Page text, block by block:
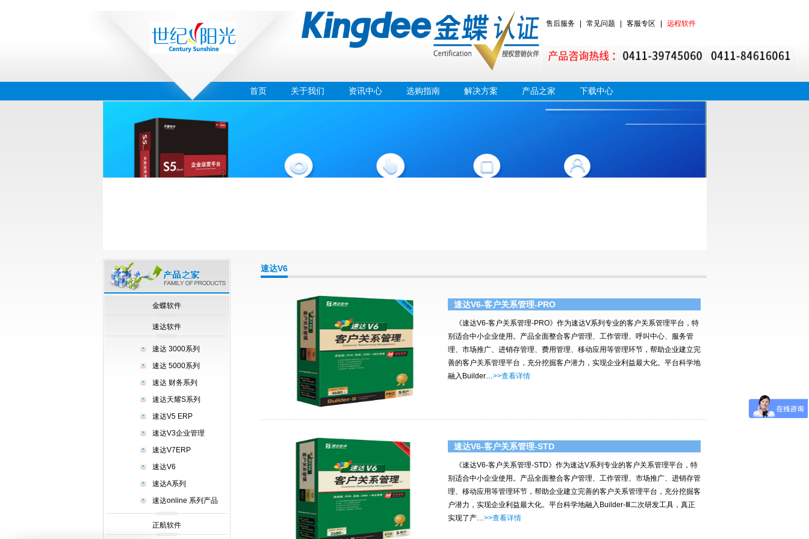
售后服务 常见问题 客服专区 远程软件
首页 关于我们 资讯中心 选购指南 解决方案 产品之家 下载中心
04
null
金蝶软件
速达软件
速达 3000系列
速达 5000系列
速达 财务系列
速达天耀S系列
速达V5 ERP
速达V3企业管理
速达V7ERP
速达V6
速达A系列
速达online 系列产品
正航软件
速达V6
速达V6-客户关系管理-PRO
《速达V6-客户关系管理-PRO》作为速达V系列专业的客户关系管理平台，特
别适合中小企业使用。产品全面整合客户管理、工作管理、呼叫中心、服务管
理、市场推广、进销存管理、费用管理、移动应用等管理环节，帮助企业建立完
善的客户关系管理平台，充分挖掘客户潜力，实现企业利益最大化。平台科学地
融入Builder…>>查看详情
速达V6-客户关系管理-STD
《速达V6-客户关系管理-STD》作为速达V系列专业的客户关系管理平台，特
别适合中小企业使用。产品全面整合客户管理、工作管理、市场推广、进销存管
理、移动应用等管理环节，帮助企业建立完善的客户关系管理平台，充分挖掘客
户潜力，实现企业利益最大化。平台科学地融入Builder-Ⅲ二次研发工具，真正
实现了产…>>查看详情